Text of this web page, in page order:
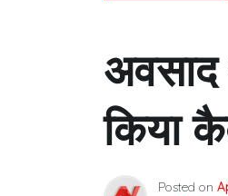
अवसाद
किया
Posted on